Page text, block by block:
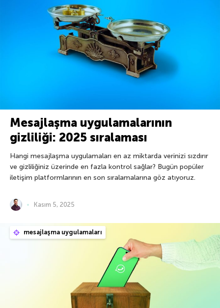
Mesajlaşma uygulamalarının
gizliliği: 2025 sıralaması
Hangi mesajlaşma uygulamaları en az miktarda verinizi sızdırır
ve gizliliğiniz üzerinde en fazla kontrol sağlar? Bugün popüler
iletişim platformlarının en son sıralamalarına göz atıyoruz.
Kasım 5, 2025
mesajlaşma uygulamaları